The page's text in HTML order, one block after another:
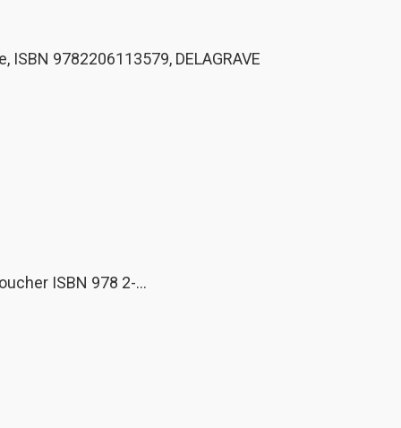
9782206113579, DELAGRAVE
ISBN 978 2-…